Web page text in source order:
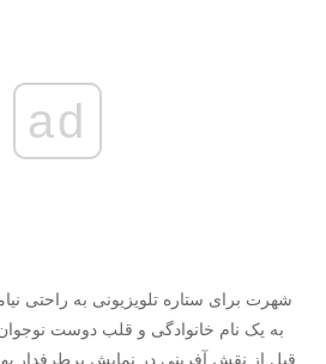
ad
شهرت برای ستاره تلویزیونی به راحتی
به یک نام خانوادگی و قلب دوست